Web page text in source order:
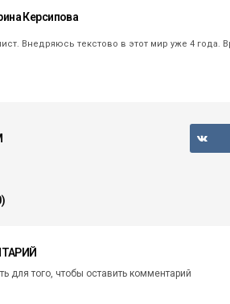
Керсипова
Внедряюсь текстово в этот мир уже 4 года.
для того, чтобы оставить комментарий